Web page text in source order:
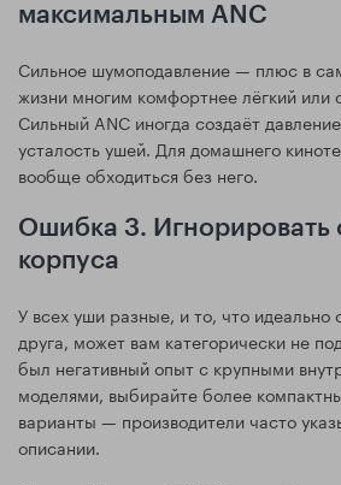
максимальным ANC
Сильное шумоподавление — плюс в
жизни многим комфортнее лёгкий или
Сильный ANC иногда создаёт
усталость ушей. Для домашнего
вообще обходиться без него.
Ошибка 3. Игнорировать
корпуса
У всех уши разные, и то, что идеально
друга, может вам категорически не
был негативный опыт с крупными
моделями, выбирайте более
варианты — производители часто
описании.